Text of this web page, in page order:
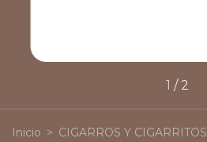
1 / 2
Inicio > CIGARROS Y CIGARRITOS